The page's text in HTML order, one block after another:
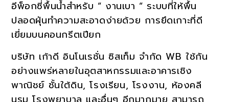
อีพ็อกซี่พื้นน้ำสำหรับ “ งานเบา “ ระบบที่ให้พื้น
ปลอดฝุ่นทำความสะอาดง่ายด้วย การยึดเกาะที่ดี
เยี่ยมบนคอนกรีตเปียก
บริษัท เก้าดี อินโนเรชั่น ซิสเท็ม จำกัด WBใช้กัน
อย่างแพร่หลายในอุตสาหกรรมและอาคารเชิง
พาณิชย์ ชั้นใต้ดิน,โรงเรียน, โรงงาน, ห้องคลี